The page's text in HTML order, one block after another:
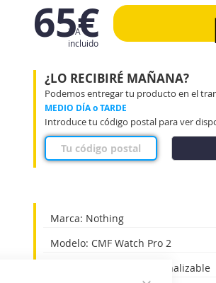
65€
IVA
incluido
¿LO RECIBIRÉ MAÑANA?
Podemos entregar tu producto en el
MEDIO DÍA o TARDE
Introduce tu código postal para ver
Marca: Nothing
Modelo: CMF Watch Pro 2
Diseño: Elegante y personalizable